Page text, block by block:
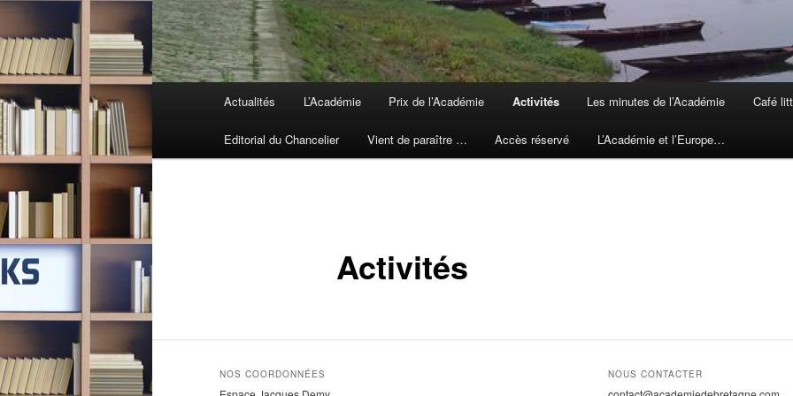
Actualités L’Académie Prix de l’Académie Activités Les minutes de l’Académie Café
Editorial du Chancelier Vient de paraître … Accès réservé L’Académie et l’Europe…
Activités
NOS COORDONNÉES NOUS CONTACTER